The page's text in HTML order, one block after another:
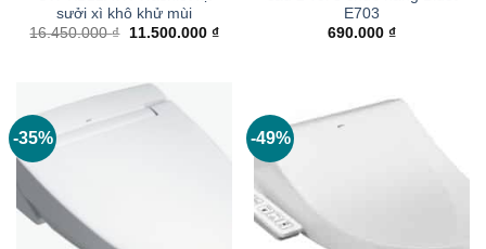
sưởi xì khô khử mùi
16.450.000₫
Giá
11.500.000 ₫Giá
E703
690.000 ₫
-35% -49%